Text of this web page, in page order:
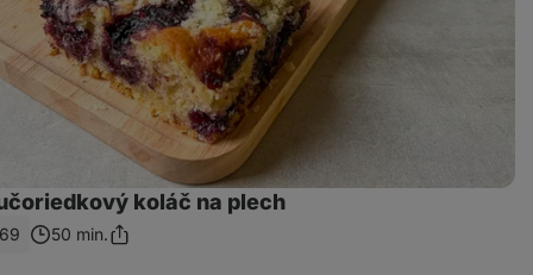
koláč na plech
50 min.Zdieľať